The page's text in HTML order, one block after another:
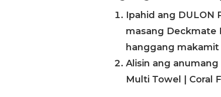
Ipahid ang DULON
masang Deckmate
hanggang makamit
Alisin ang
Multi Towel | Coral